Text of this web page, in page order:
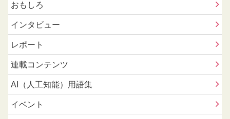
おもしろ
インタビュー
レポート
連載コンテンツ
AI（人工知能）用語集
イベント